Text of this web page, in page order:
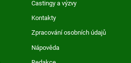
Castingy a výzvy
Kontakty
Zpracování osobních údajů
Nápověda